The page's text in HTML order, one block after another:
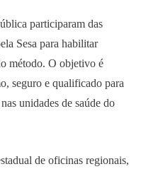
participaram das
Sesa para habilitar
método. O objetivo é
seguro e qualificado para
unidades de saúde do
de oficinas regionais,